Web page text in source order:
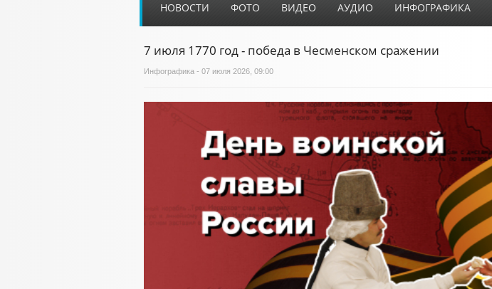
НОВОСТИ ФОТО ВИДЕО АУДИО ИНФОГРАФИКА
7 июля 1770 год - победа в Чесменском сражении
Инфографика - 07 июля 2026, 09:00